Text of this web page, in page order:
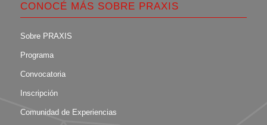
CONOCÉ MÁS SOBRE PRAXIS
Sobre PRAXIS
Programa
Convocatoria
Inscripción
Comunidad de Experiencias